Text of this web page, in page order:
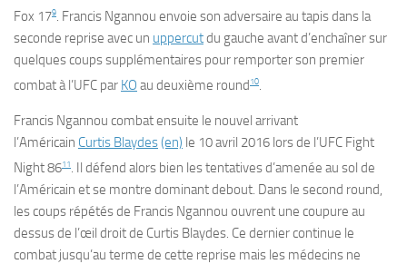
Fox 179. Francis Ngannou envoie son adversaire au tapis dans la
seconde reprise avec un uppercutdu gauche avant d’enchaîner sur
quelques coups supplémentaires pour remporter son premier
combat à l’UFC par KO au deuxième round10.
Francis Ngannou combat ensuite le nouvel arrivant
l’Américain Curtis Blaydes(en) le 10 avril 2016 lors de l’UFC Fight
Night 8611. Il défend alors bien les tentatives d’amenée au sol de
l’Américain et se montre dominant debout. Dans le second round,
les coups répétés de Francis Ngannou ouvrent une coupure au
dessus de l’œil droit de Curtis Blaydes. Ce dernier continue le
combat jusqu’au terme de cette reprise mais les médecins ne